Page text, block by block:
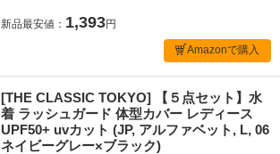
新品最安値： 1,393円
Amazonで購入
[THE CLASSIC TOKYO] 【５点セット】水
着 ラッシュガード 体型カバー レディース
UPF50+ uvカット (JP, アルファベット, L, 06
ネイビーグレー×ブラック)